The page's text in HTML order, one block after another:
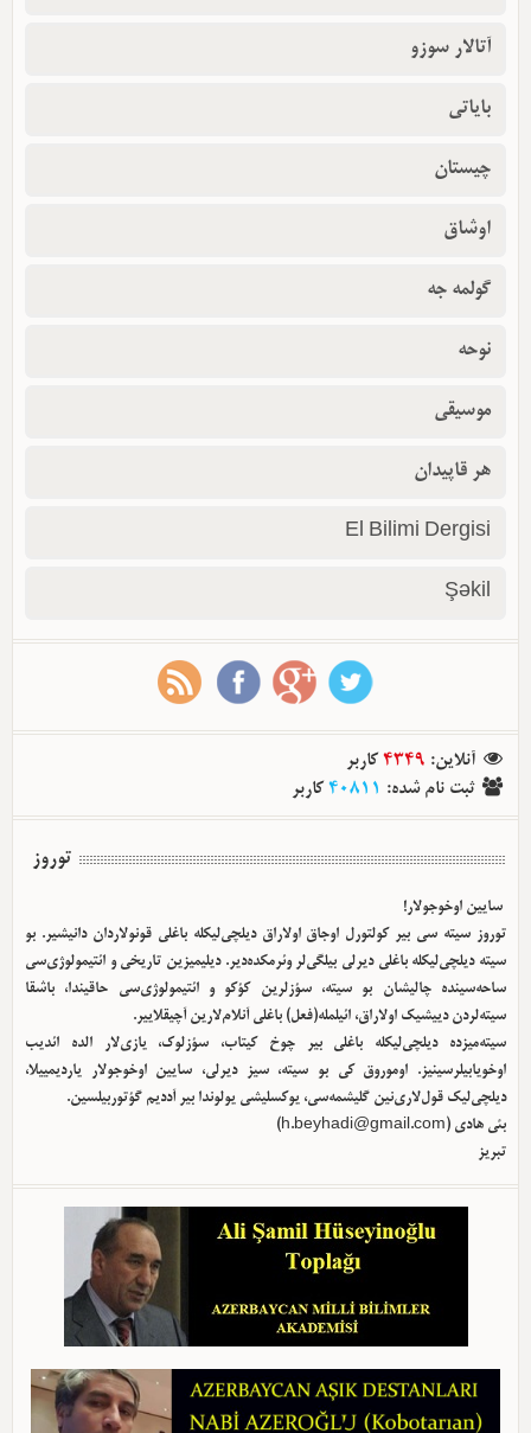
آتالار سوزو
بایاتی
چیستان
اوشاق
گولمه جه
نوحه
موسیقی
هر قاپیدان
El Bilimi Dergisi
Şəkil
آنلاین:
4349 کاربر
ثبت نام شده:
40811 کاربر
توروز
سایین اوخوجولار!
توروز سیته سی بیر کولتورل اوجاق اولا‌راق دیلچی‌لیکله باغلی قونولاردان دانیشیر. بو
سیته دیلچی‌لیکله باغلی دیرلی بیلگی‌لر وئرمکده‌دیر. دیلیمیزین تاریخی و ائتیمولوژی‌سی
ساحه‌سینده چالیشان بو سیته، سؤزلرین کؤکو و ائتیمولوژی‌سی حاقیندا، باشقا
سیته‌لردن دییشیک اولا‌راق، ائیلمله(فعل) باغلی آنلام‌لارین آچیقلاییر.
سیته‌میزده دیلچی‌لیکله باغلی بیر چوخ کیتاب، سؤزلوک، یازی‌لار الده ائدیب
اوخویابیلرسینیز. اوموروق کی بو سیته، سیز دیرلی، سایین اوخوجولار یاردیمییلا،
دیلچی‌لیک قول‌لاری‌نین گلیشمه‌سی، یوکسلیشی یولوندا بیر آددیم گؤتوربیلسین.
بئی هادی (h.beyhadi@gmail.com
)
تبریز